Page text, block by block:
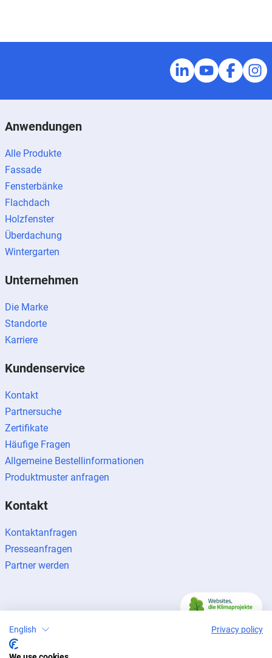
Anwendungen
Alle Produkte
Fassade
Fensterbänke
Flachdach
Holzfenster
Überdachung
Wintergarten
Unternehmen
Die Marke
Standorte
Karriere
Kundenservice
Kontakt
Partnersuche
Zertifikate
Häufige Fragen
Allgemeine Bestellinformationen
Produktmuster anfragen
Kontakt
Kontaktanfragen
Presseanfragen
Partner werden
Impressum
© 2026 BUG Aluminium-Systeme
English Privacy policy